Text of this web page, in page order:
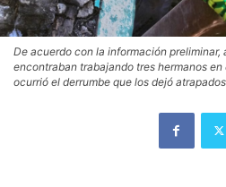
De acuerdo con la información
encontraban trabajando tres hermanos
ocurrió el derrumbe que los dejó